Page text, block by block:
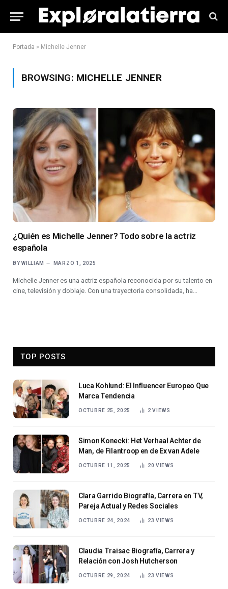
Portada » Michelle Jenner
BROWSING: MICHELLE JENNER
¿Quién es Michelle Jenner? Todo sobre la actriz
española
BY WILLIAM MARZO 1, 2025
Michelle Jenner es una actriz española reconocida por su talento en
cine, televisión y doblaje. Con una trayectoria consolidada, ha…
TOP POSTS
Luca Kohlund: El Influencer Europeo Que
Marca Tendencia
OCTUBRE 25, 2025 2VIEWS
Simon Konecki: Het Verhaal Achter de
Man, de Filantroop en de Ex van Adele
OCTUBRE 11, 2025 20VIEWS
Clara Garrido Biografía, Carrera en TV,
Pareja Actual y Redes Sociales
OCTUBRE 24, 2024 23VIEWS
Claudia Traisac Biografía, Carrera y
Relación con Josh Hutcherson
OCTUBRE 29, 2024 23VIEWS